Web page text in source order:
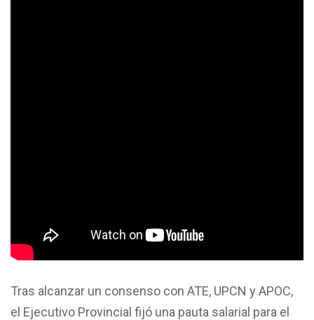
Tras alcanzar un consenso con ATE, UPCN y APOC,
el Ejecutivo Provincial fijó una pauta salarial para el